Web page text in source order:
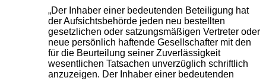
„Der Inhaber einer bedeutenden Beteiligung hat
der Aufsichtsbehörde jeden neu bestellten
gesetzlichen oder satzungsmäßigen Vertreter oder
neue persönlich haftende Gesellschafter mit den
für die Beurteilung seiner Zuverlässigkeit
wesentlichen Tatsachen unverzüglich schriftlich
anzuzeigen. Der Inhaber einer bedeutenden